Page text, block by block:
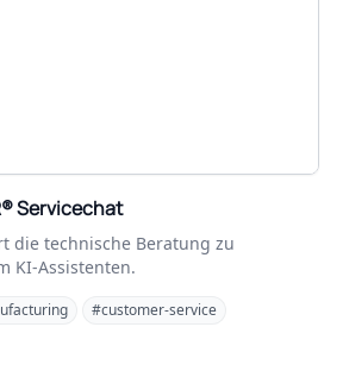
Servicechat
die technische Beratung zu
KI-Assistenten.
#customer-service